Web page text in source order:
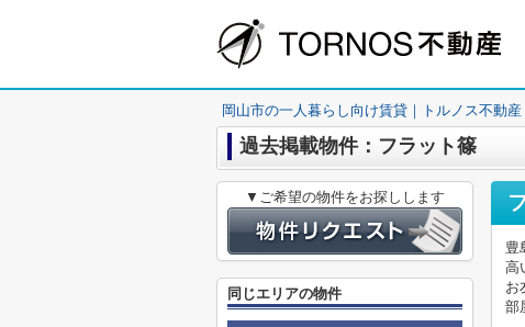
岡山市の一人暮らし向け賃貸｜トルノス不動産
過去掲載物件：フラット篠
豊
高
お
部
▼ご希望の物件をお探しします
同じエリアの物件